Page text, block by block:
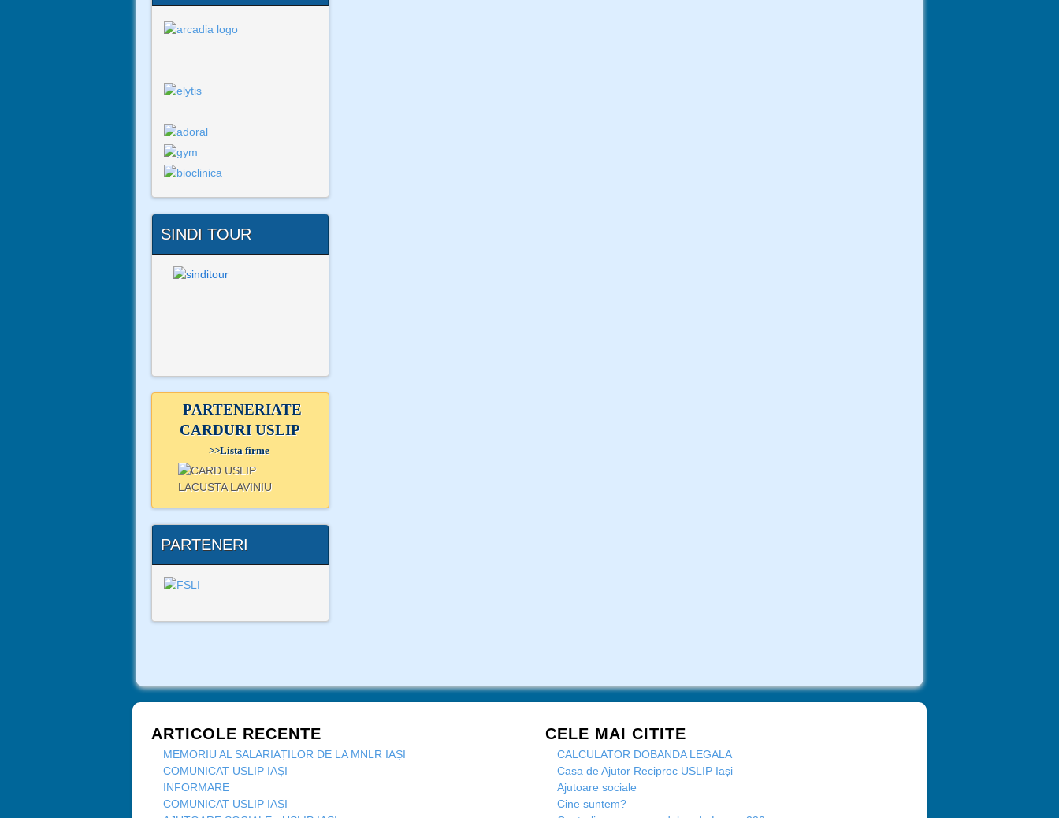
SINDI TOUR
PARTENERIATE
CARDURI USLIP
>>Lista firme
PARTENERI
ARTICOLE RECENTE
MEMORIU AL SALARIAȚILOR DE LA MNLR IAȘI
COMUNICAT USLIP IAȘI
INFORMARE
COMUNICAT USLIP IAȘI
CELE MAI CITITE
CALCULATOR DOBANDA LEGALA
Casa de Ajutor Reciproc USLIP Iași
Ajutoare sociale
Cine suntem?